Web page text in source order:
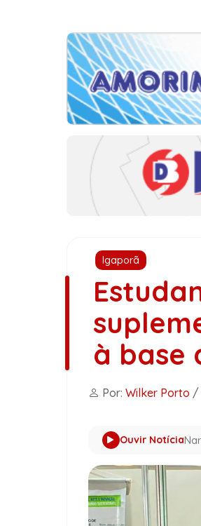
Igaporã
à base
Por: Wilker Porto /
Ouvir Notícia